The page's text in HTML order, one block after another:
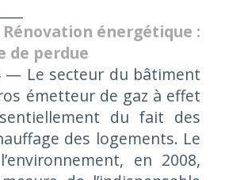
énergétique :
de perdue
­— Le secteur du bâtiment
émetteur de gaz à effet
du fait des
des logements. Le
en 2008,